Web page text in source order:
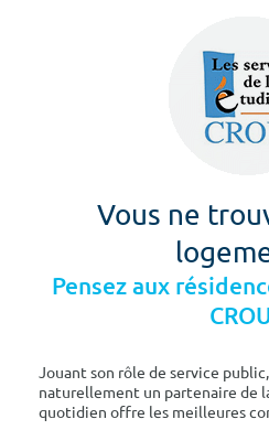
Vous ne
Pensez aux
Jouant son rôle de service
naturellement un partenaire de
quotidien offre les meilleures